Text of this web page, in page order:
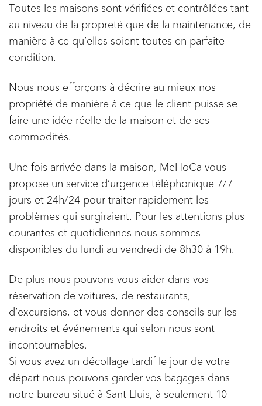
Toutes les maisons sont vérifiées et contrôlées tant
au niveau de la propreté que de la maintenance, de
manière à ce qu’elles soient toutes en parfaite
condition.
Nous nous efforçons à décrire au mieux nos
propriété de manière à ce que le client puisse se
faire une idée réelle de la maison et de ses
commodités.
Une fois arrivée dans la maison, MeHoCa vous
propose un service d’urgence téléphonique 7/7
jours et 24h/24 pour traiter rapidement les
problèmes qui surgiraient. Pour les attentions plus
courantes et quotidiennes nous sommes
disponibles du lundi au vendredi de 8h30 à 19h.
De plus nous pouvons vous aider dans vos
réservation de voitures, de restaurants,
d’excursions, et vous donner des conseils sur les
endroits et événements qui selon nous sont
incontournables.
Si vous avez un décollage tardif le jour de votre
départ nous pouvons garder vos bagages dans
notre bureau situé à Sant Lluis, à seulement 10